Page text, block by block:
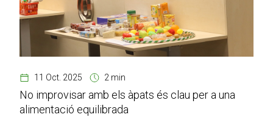
11 Oct. 2025 2 min
No improvisar amb els àpats és clau per a una
alimentació equilibrada